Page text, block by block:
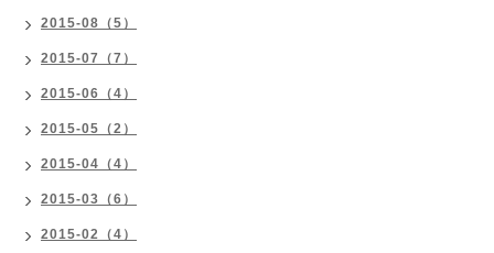
2015-08（5）
2015-07（7）
2015-06（4）
2015-05（2）
2015-04（4）
2015-03（6）
2015-02（4）